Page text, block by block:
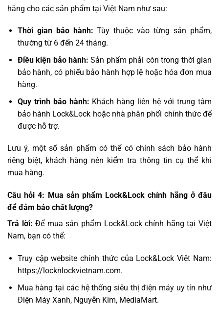
hãng cho các sản phẩm tại Việt Nam như sau:
Thời gian bảo hành:Tùy thuộc vào từng sản phẩm,
thường từ 6 đến 24 tháng.
Điều kiện bảo hành:Sản phẩm phải còn trong thời gian
bảo hành, có phiếu bảo hành hợp lệ hoặc hóa đơn mua
hàng.
Quy trình bảo hành: Khách hàng liên hệ với trung tâm
bảo hành Lock&Lock hoặc nhà phân phối chính thức để
được hỗ trợ.
Lưu ý, một số sản phẩm có thể có chính sách bảo hành
riêng biệt, khách hàng nên kiểm tra thông tin cụ thể khi
mua hàng.
Câu hỏi 4: Mua sản phẩm Lock&Lock chính hãng ở đâu
để đảm bảo chất lượng?
Trả lời:Để mua sản phẩm Lock&Lock chính hãng tại Việt
Nam, bạn có thể:
Truy cập website chính thức của Lock&Lock Việt Nam:
https://locknlockvietnam.com.
Mua hàng tại các hệ thống siêu thị điện máy uy tín như
Điện Máy Xanh, Nguyễn Kim, MediaMart.